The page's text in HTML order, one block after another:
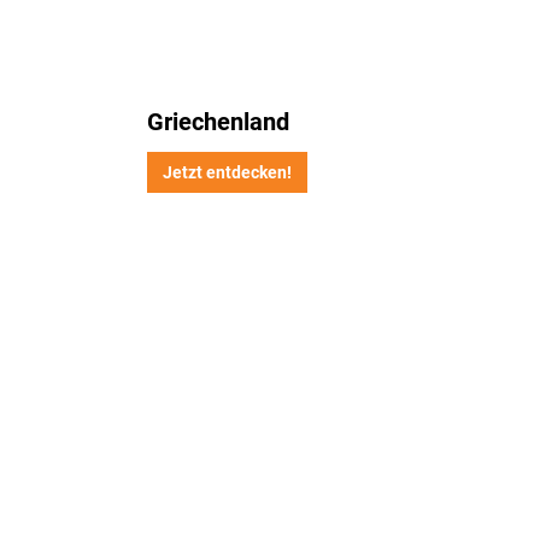
Griechenland
Jetzt entdecken!